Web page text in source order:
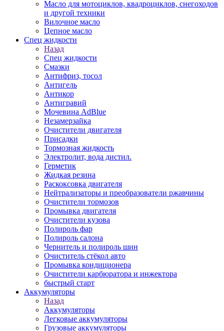
Масло для мотоциклов, квадроциклов, снегоходов
и другой техники
Вилочное масло
Цепное масло
Спец жидкости
Назад
Спец жидкости
Смазки
Антифриз, тосол
Антигель
Антикор
Антигравий
Мочевина AdBlue
Незамерзайка
Очистители двигателя
Присадки
Тормозная жидкость
Электролит, вода дистил.
Герметик
Жидкая резина
Раскоксовка двигателя
Нейтрализаторы и преобразователи ржавчины
Очистители тормозов
Промывка двигателя
Очистители кузова
Полироль фар
Полироль салона
Чернитель и полироль шин
Очиститель стёкол авто
Промывка кондиционера
Очистители карбюратора и инжектора
быстрый старт
Аккумуляторы
Назад
Аккумуляторы
Легковые аккумуляторы
Грузовые аккумуляторы